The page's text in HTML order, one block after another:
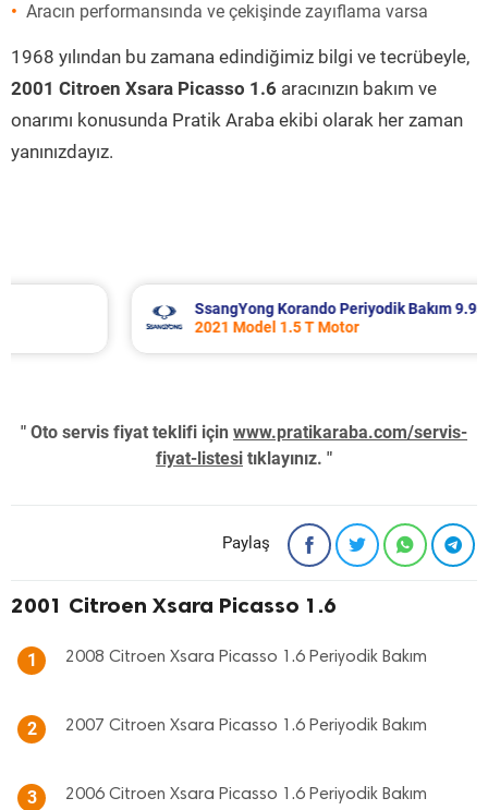
Aracın performansında ve çekişinde zayıflama varsa
1968 yılından bu zamana edindiğimiz bilgi ve tecrübeyle,
2001 Citroen Xsara Picasso 1.6 aracınızın bakım ve
onarımı konusunda Pratik Araba ekibi olarak her zaman
yanınızdayız.
SsangYong Korando Periyodik Bakım 9.937 TL
2021 Model 1.5 T Motor
" Oto servis fiyat teklifi için www.pratikaraba.com/servis-
fiyat-listesi tıklayınız. "
Paylaş
2001 Citroen Xsara Picasso 1.6
1 2008 Citroen Xsara Picasso 1.6 Periyodik Bakım
2 2007 Citroen Xsara Picasso 1.6 Periyodik Bakım
3 2006 Citroen Xsara Picasso 1.6 Periyodik Bakım